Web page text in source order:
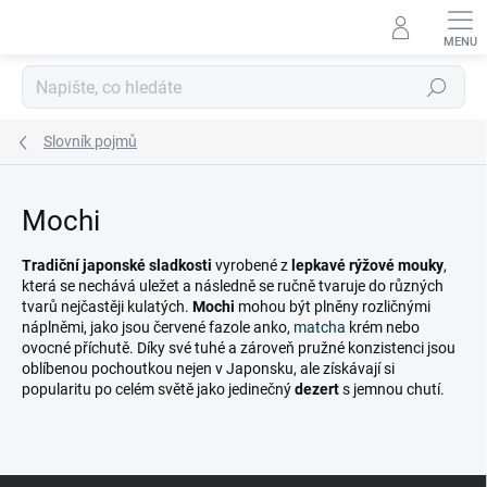
Hledat
Slovník pojmů
Mochi
Tradiční japonské sladkosti vyrobené z lepkavé rýžové mouky,
která se nechává uležet a následně se ručně tvaruje do různých
tvarů nejčastěji kulatých. Mochi mohou být plněny rozličnými
náplněmi, jako jsou červené fazole anko, matcha krém nebo
ovocné příchutě. Díky své tuhé a zároveň pružné konzistenci jsou
oblíbenou pochoutkou nejen v Japonsku, ale získávají si
popularitu po celém světě jako jedinečnýdezerts jemnou chutí.